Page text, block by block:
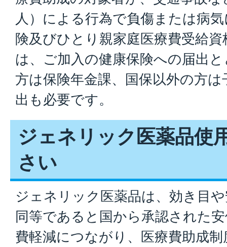
人）による行為で負傷または病
険及びひとり親家庭医療費受給
は、ご加入の健康保険への届出
方は保険年金課、国保以外の方
出も必要です。
ジェネリック医薬品使
さい
ジェネリック医薬品は、効き目
同等であると国から承認された
費軽減につながり、医療費助成